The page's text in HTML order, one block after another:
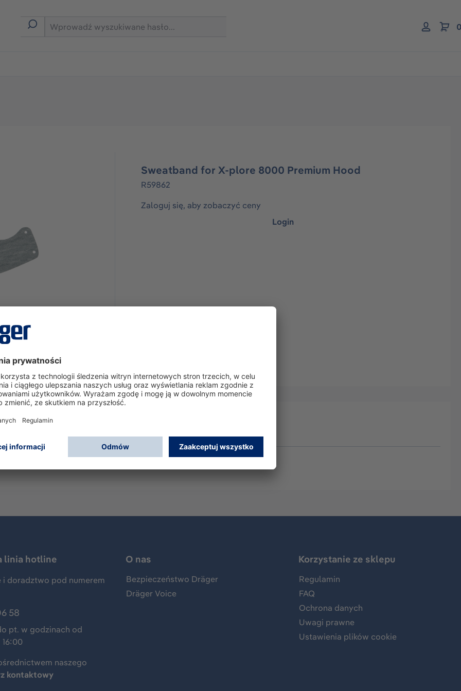
Sweatband for X-plore 8000 Premium Hood
R59862
Zaloguj się, aby zobaczyć ceny
Login
linia hotline
i doradztwo pod numerem
58
pt. w godzinach od
naszego
kontaktowy
O nas
Bezpieczeństwo Dräger
Dräger Voice
Korzystanie ze sklepu
Regulamin
FAQ
Ochrona danych
Uwagi prawne
Ustawienia plików cookie